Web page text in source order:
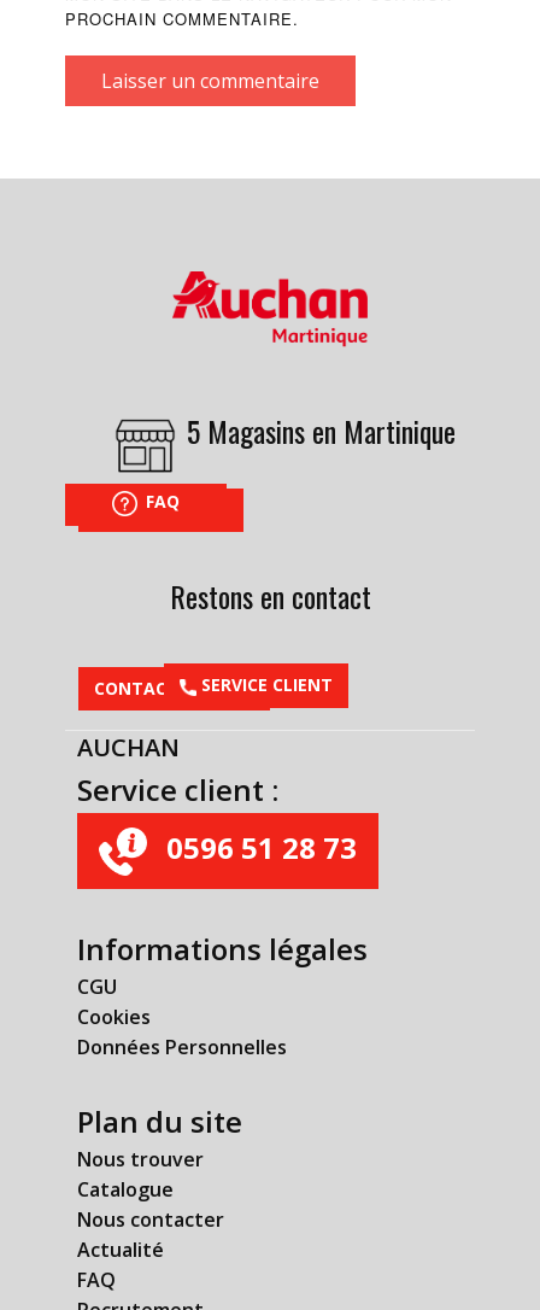
PROCHAIN COMMENTAIRE.
Laisser un commentaire
5 Magasins en Martinique
NOUS TROUVER
FAQ
Restons en contact
CONTACTEZ-NOUS​SERVICE CLIENT
AUCHAN
Service client :
0596 51 28 73
Informations légales
CGU
Cookies
Données Personnelles
Plan du site
Nous trouver
Catalogue
Nous contacter
Actualité
FAQ